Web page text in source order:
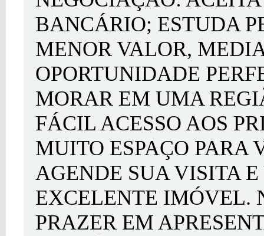
BANCÁRIO; ESTUDA
MENOR VALOR,
OPORTUNIDADE
MORAR EM UMA
FÁCIL ACESSO AOS
MUITO ESPAÇO PARA
AGENDE SUA VISITA
EXCELENTE IMÓVEL.
PRAZER EM